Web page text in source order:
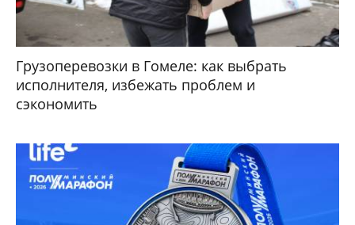
Грузоперевозки в Гомеле: как выбрать
исполнителя, избежать проблем и
сэкономить